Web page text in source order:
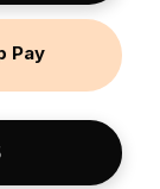
Pay